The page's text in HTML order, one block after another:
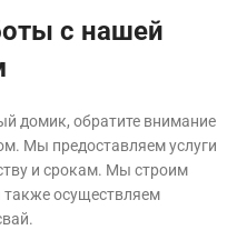
с нашей
домик, обратите внимание
Мы предоставляем услуги
и срокам. Мы строим
также осуществляем